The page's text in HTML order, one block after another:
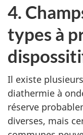
4.
types à
Il existe
diathermie à
réserve
diverses, mais